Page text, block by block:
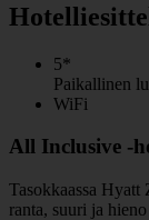
5*
Paikallinen
WiFi
All Inclusive -
Tasokkaassa
ranta, suuri ja